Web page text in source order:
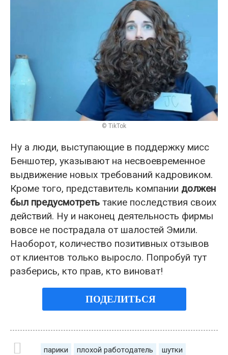
© TikTok
Ну а люди, выступающие в поддержку мисс
Беншотер, указывают на несвоевременное
выдвижение новых требований кадровиком.
Кроме того, представитель компании должен
был предусмотреть такие последствия своих
действий. Ну и наконец деятельность фирмы
вовсе не пострадала от шалостей Эмили.
Наоборот, количество позитивных отзывов
от клиентов только выросло. Попробуй тут
разберись, кто прав, кто виноват!
ПОДЕЛИТЬСЯ
парики плохой работодатель шутки